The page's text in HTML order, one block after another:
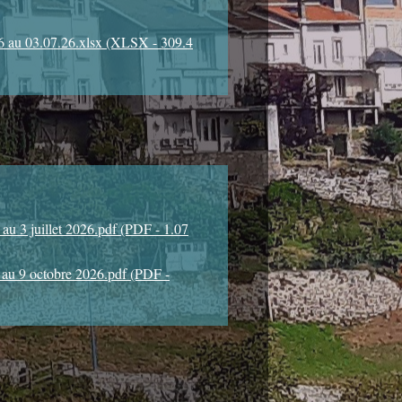
au 03.07.26.xlsx (XLSX - 309.4
3 juillet 2026.pdf (PDF - 1.07
9 octobre 2026.pdf (PDF -